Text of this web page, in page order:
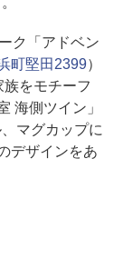
ク「アドベン
町堅田2399）
をモチーフ
海側ツイン」
マグカップに
デザインをあ